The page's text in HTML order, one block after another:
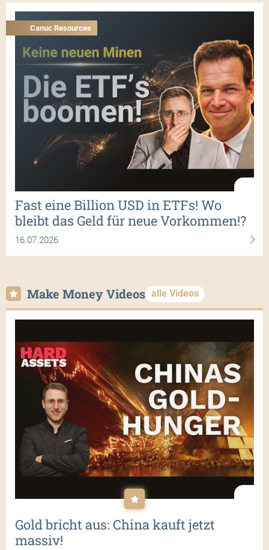
Canuc Resources
Fast eine Billion USD in ETFs! Wo
bleibt das Geld für neue Vorkommen!?
16.07.2026
Make Money Videos alle Videos
Gold bricht aus: China kauft jetzt
massiv!